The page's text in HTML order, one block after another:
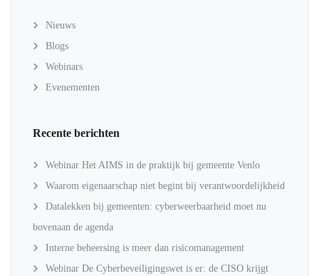
Nieuws
Blogs
Webinars
Evenementen
Recente berichten
Webinar Het AIMS in de praktijk bij gemeente Venlo
Waarom eigenaarschap niet begint bij verantwoordelijkheid
Datalekken bij gemeenten: cyberweerbaarheid moet nu
bovenaan de agenda
Interne beheersing is meer dan risicomanagement
Webinar De Cyberbeveiligingswet is er: de CISO krijgt